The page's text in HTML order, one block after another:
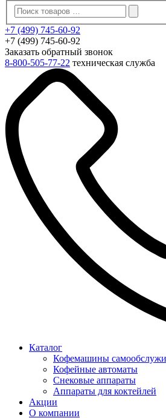
+7 (499) 745-60-92
+7 (499) 745-60-92
Заказать обратный звонок
8-800-505-77-22 техническая служба
Каталог
Кофемашины
Кофейные автоматы
Снековые аппараты
Аппараты для коктейлей
Акции
О компании